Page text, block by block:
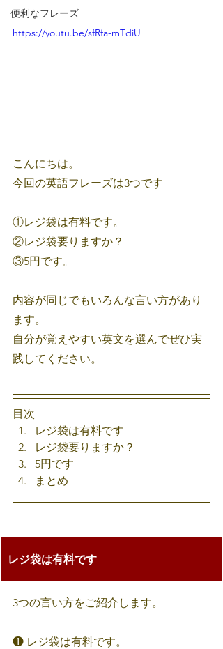
便利なフレーズ
https://youtu.be/sfRfa-mTdiU
こんにちは。
今回の英語フレーズは3つです
①レジ袋は有料です。
②レジ袋要りますか？
③5円です。
内容が同じでもいろんな言い方があり
ます。
自分が覚えやすい英文を選んでぜひ実
践してください。
目次
レジ袋は有料です
レジ袋要りますか？
5円です
まとめ
レジ袋は有料です
3つの言い方をご紹介します。
❶ レジ袋は有料です。